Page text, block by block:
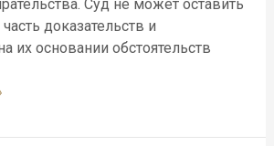
Суд не может оставить
доказательств и
их основании обстоятельств